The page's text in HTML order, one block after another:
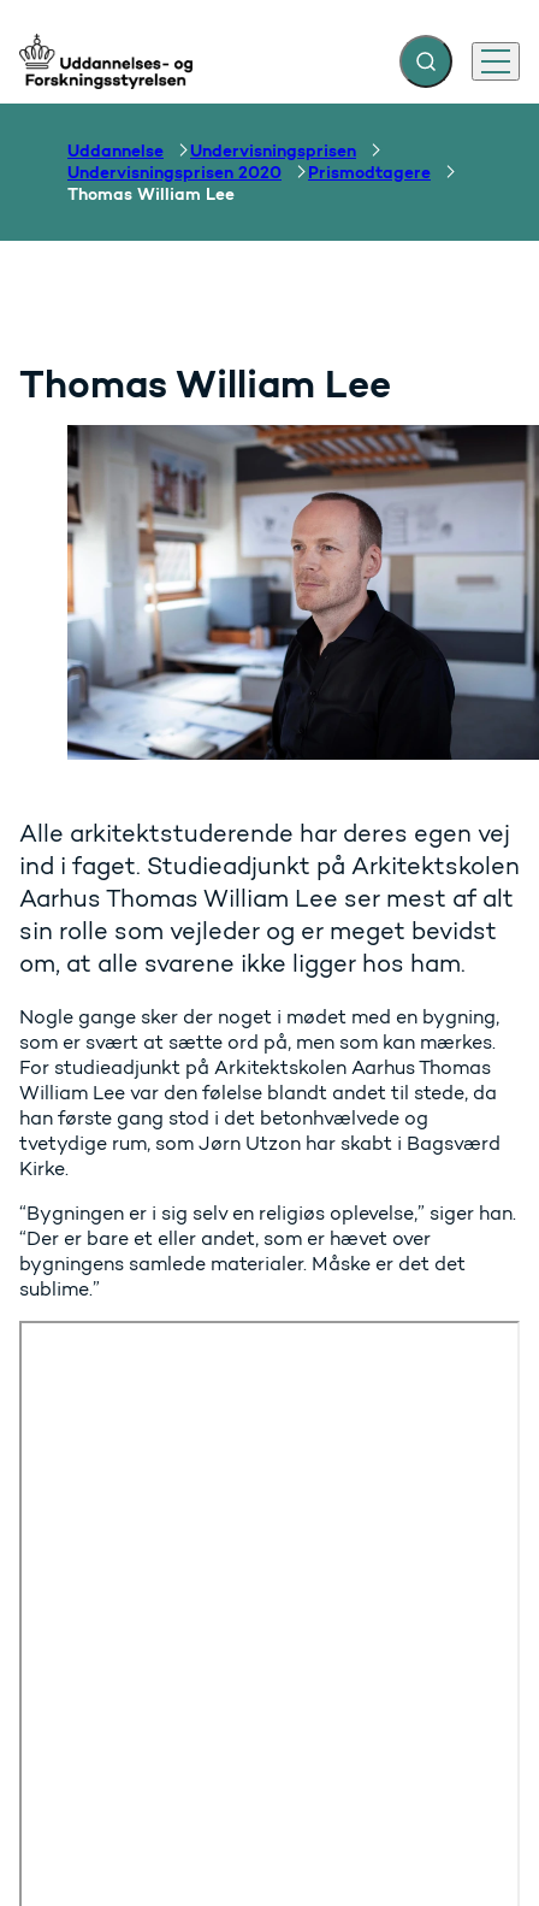
Gå til forsiden Fold søgefelt ud
Menu
Uddannelse
Undervisningsprisen
Undervisningsprisen 2020
Prismodtagere
Thomas William Lee
Thomas William Lee
Alle arkitektstuderende har deres egen vej
ind i faget. Studieadjunkt på Arkitektskolen
Aarhus Thomas William Lee ser mest af alt
sin rolle som vejleder og er meget bevidst
om, at alle svarene ikke ligger hos ham.
Nogle gange sker der noget i mødet med en bygning,
som er svært at sætte ord på, men som kan mærkes.
For studieadjunkt på Arkitektskolen Aarhus Thomas
William Lee var den følelse blandt andet til stede, da
han første gang stod i det betonhvælvede og
tvetydige rum, som Jørn Utzon har skabt i Bagsværd
Kirke.
“Bygningen er i sig selv en religiøs oplevelse,” siger han.
“Der er bare et eller andet, som er hævet over
bygningens samlede materialer. Måske er det det
sublime.”